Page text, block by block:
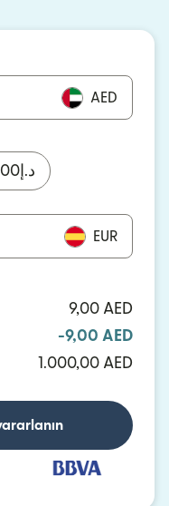
AED
د.إ
EUR
9,00 AED
-9,00 AED
1.000,00 AED